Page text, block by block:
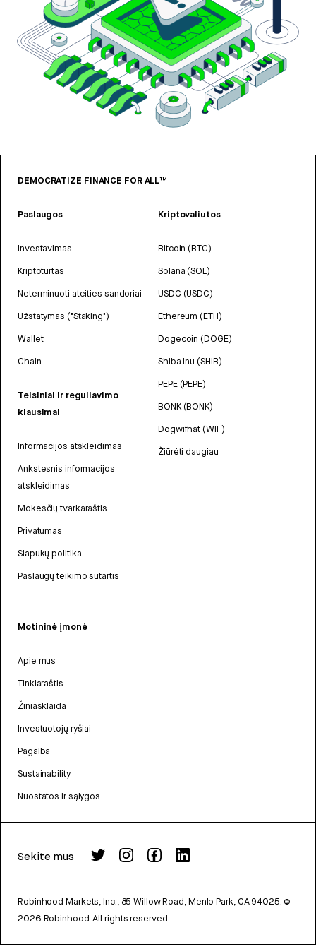
DEMOCRATIZE FINANCE FOR ALL™
Paslaugos
Investavimas
Kriptoturtas
Neterminuoti ateities sandoriai
Užstatymas ("Staking")
Wallet
Chain
Teisiniai ir reguliavimo
klausimai
Informacijos atskleidimas
Ankstesnis informacijos
atskleidimas
Mokesčių tvarkaraštis
Privatumas
Slapukų politika
Paslaugų teikimo sutartis
Kriptovaliutos
Bitcoin (BTC)
Solana (SOL)
USDC (USDC)
Ethereum (ETH)
Dogecoin (DOGE)
Shiba Inu (SHIB)
PEPE (PEPE)
BONK (BONK)
Dogwifhat (WIF)
Žiūrėti daugiau
Motininė įmonė
Apie mus
Tinklaraštis
Žiniasklaida
Investuotojų ryšiai
Pagalba
Sustainability
Nuostatos ir sąlygos
Sekite mus
Robinhood Markets, Inc., 85 Willow Road, Menlo Park, CA 94025. ©
2026 Robinhood. All rights reserved.